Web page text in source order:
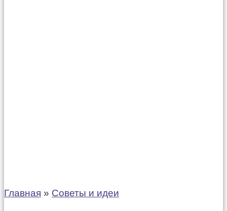
Главная » Советы и идеи